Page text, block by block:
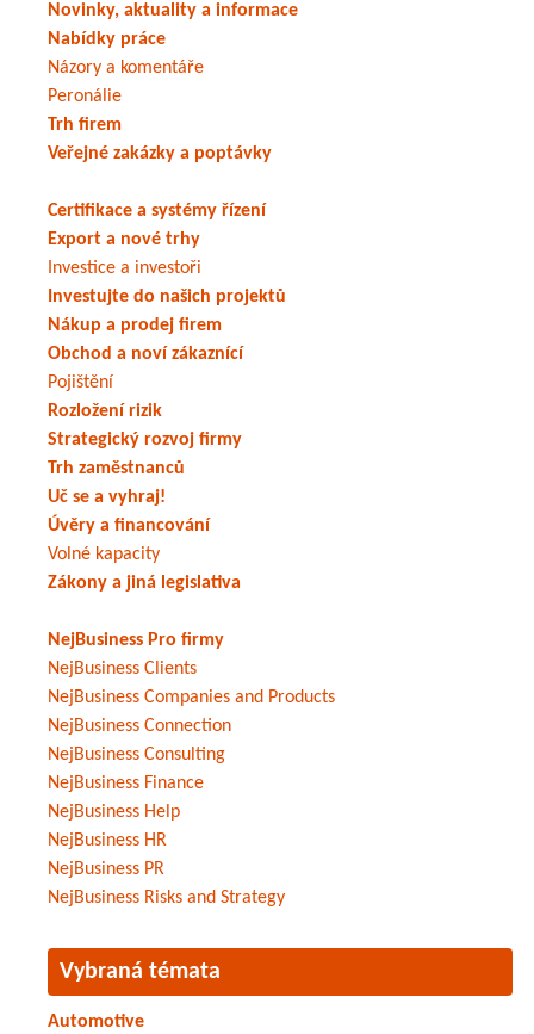
Novinky, aktuality a informace
Nabídky práce
Názory a komentáře
Peronálie
Trh firem
Veřejné zakázky a poptávky
Certifikace a systémy řízení
Export a nové trhy
Investice a investoři
Investujte do našich projektů
Nákup a prodej firem
Obchod a noví zákaznící
Pojištění
Rozložení rizik
Strategický rozvoj firmy
Trh zaměstnanců
Uč se a vyhraj!
Úvěry a financování
Volné kapacity
Zákony a jiná legislativa
NejBusiness Pro firmy
NejBusiness Clients
NejBusiness Companies and Products
NejBusiness Connection
NejBusiness Consulting
NejBusiness Finance
NejBusiness Help
NejBusiness HR
NejBusiness PR
NejBusiness Risks and Strategy
Vybraná témata
Automotive